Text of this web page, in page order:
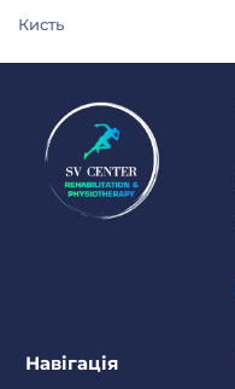
Кисть
Навігація